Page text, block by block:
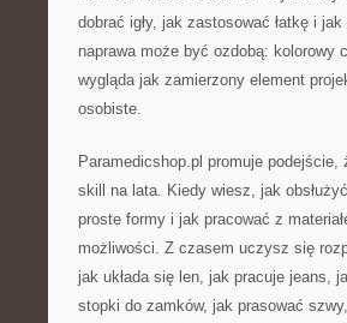
dobrać igły, jak zastosować łatkę i
naprawa może być ozdobą: kolorowy
wygląda jak zamierzony element
osobiste.
Paramedicshop.pl promuje
skill na lata. Kiedy wiesz, jak
proste formy i jak pracować z
możliwości. Z czasem uczysz się
jak układa się len, jak pracuje jeans,
stopki do zamków, jak prasować